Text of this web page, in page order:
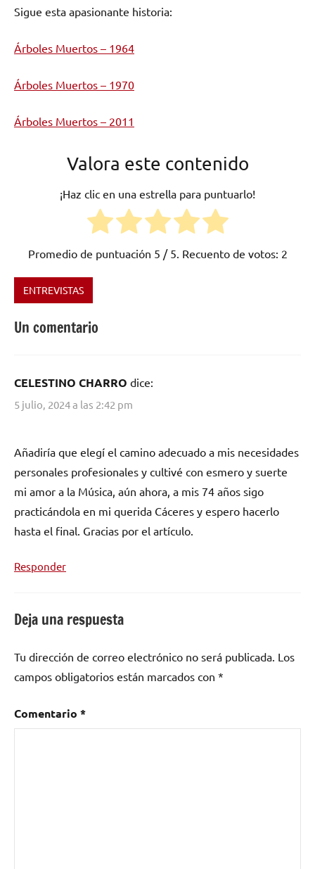
Sigue esta apasionante historia:
Árboles Muertos – 1964
Árboles Muertos – 1970
Árboles Muertos – 2011
Valora este contenido
¡Haz clic en una estrella para puntuarlo!
Promedio de puntuación 5 / 5. Recuento de votos: 2
Etiquetado
Extremadura,
MUERTOS,
Mono
Sapiens
ENTREVISTAS
Un comentario
CELESTINO CHARRO dice:
5 julio, 2024 a las 2:42 pm
Añadiría que elegí el camino adecuado a mis necesidades
personales profesionales y cultivé con esmero y suerte
mi amor a la Música, aún ahora, a mis 74 años sigo
practicándola en mi querida Cáceres y espero hacerlo
hasta el final. Gracias por el artículo.
Responder
Deja una respuesta
Tu dirección de correo electrónico no será publicada. Los
campos obligatorios están marcados con *
Comentario *